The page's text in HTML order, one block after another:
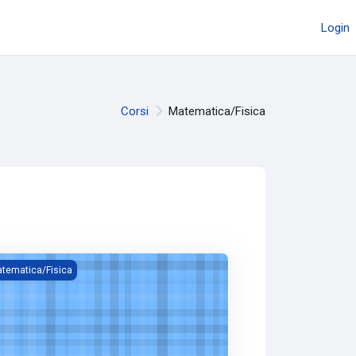
Login
Corsi Matematica/Fisica
Fisica